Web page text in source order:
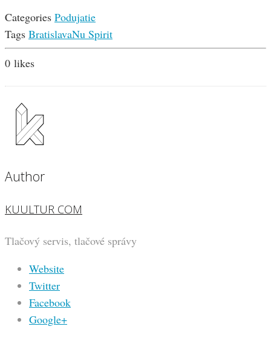
Categories Podujatie
Tags BratislavaNu Spirit
0 likes
Author
KUULTUR COM
Tlačový servis, tlačové správy
Website
Twitter
Facebook
Google+